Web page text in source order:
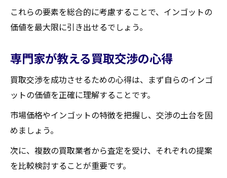
これらの要素を総合的に考慮することで、インゴットの
価値を最大限に引き出せるでしょう。
専門家が教える買取交渉の心得
買取交渉を成功させるための心得は、まず自らのインゴ
ットの価値を正確に理解することです。
市場価格やインゴットの特徴を把握し、交渉の土台を固
めましょう。
次に、複数の買取業者から査定を受け、それぞれの提案
を比較検討することが重要です。